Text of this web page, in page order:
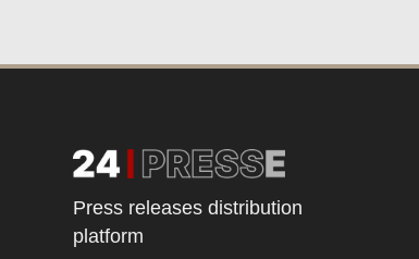
Press releases distribution
platform